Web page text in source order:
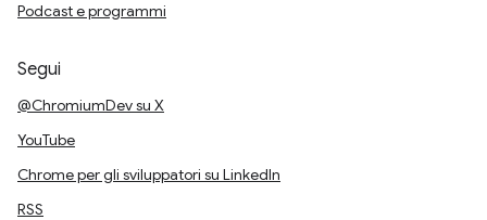
Podcast e programmi
Segui
@ChromiumDev su X
YouTube
Chrome per gli sviluppatori su LinkedIn
RSS